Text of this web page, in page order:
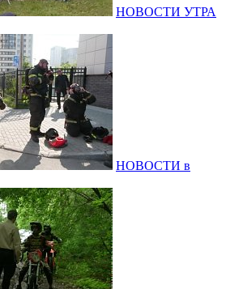
НОВОСТИ УТРА
НОВОСТИ в